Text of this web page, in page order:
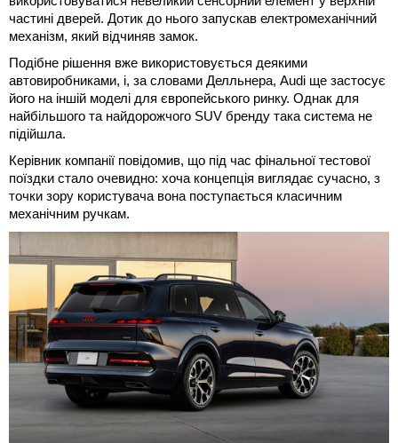
частині дверей. Дотик до нього запускав електромеханічний
механізм, який відчиняв замок.
Подібне рішення вже використовується деякими
автовиробниками, і, за словами Делльнера, Audi ще застосує
його на іншій моделі для європейського ринку. Однак для
найбільшого та найдорожчого SUV бренду така система не
підійшла.
Керівник компанії повідомив, що під час фінальної тестової
поїздки стало очевидно: хоча концепція виглядає сучасно, з
точки зору користувача вона поступається класичним
механічним ручкам.